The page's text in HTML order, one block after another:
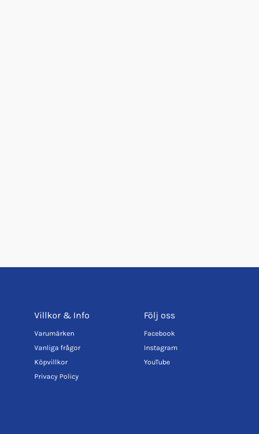
Villkor & Info
Varumärken
Vanliga frågor
Köpvillkor
Privacy Policy
Följ oss
Facebook
Instagram
YouTube